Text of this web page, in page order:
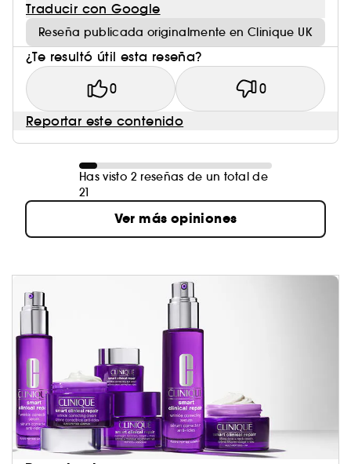
Traducir con Google
Reseña publicada originalmente en Clinique UK
¿Te resultó útil esta reseña?
0 0
Reportar este contenido
Has visto 2 reseñas de un total de
21
Ver más opiniones